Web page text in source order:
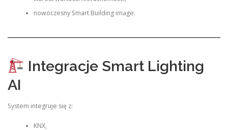
nowoczesny Smart Building image.
Integracje Smart Lighting
AI
System integruje się z:
KNX,